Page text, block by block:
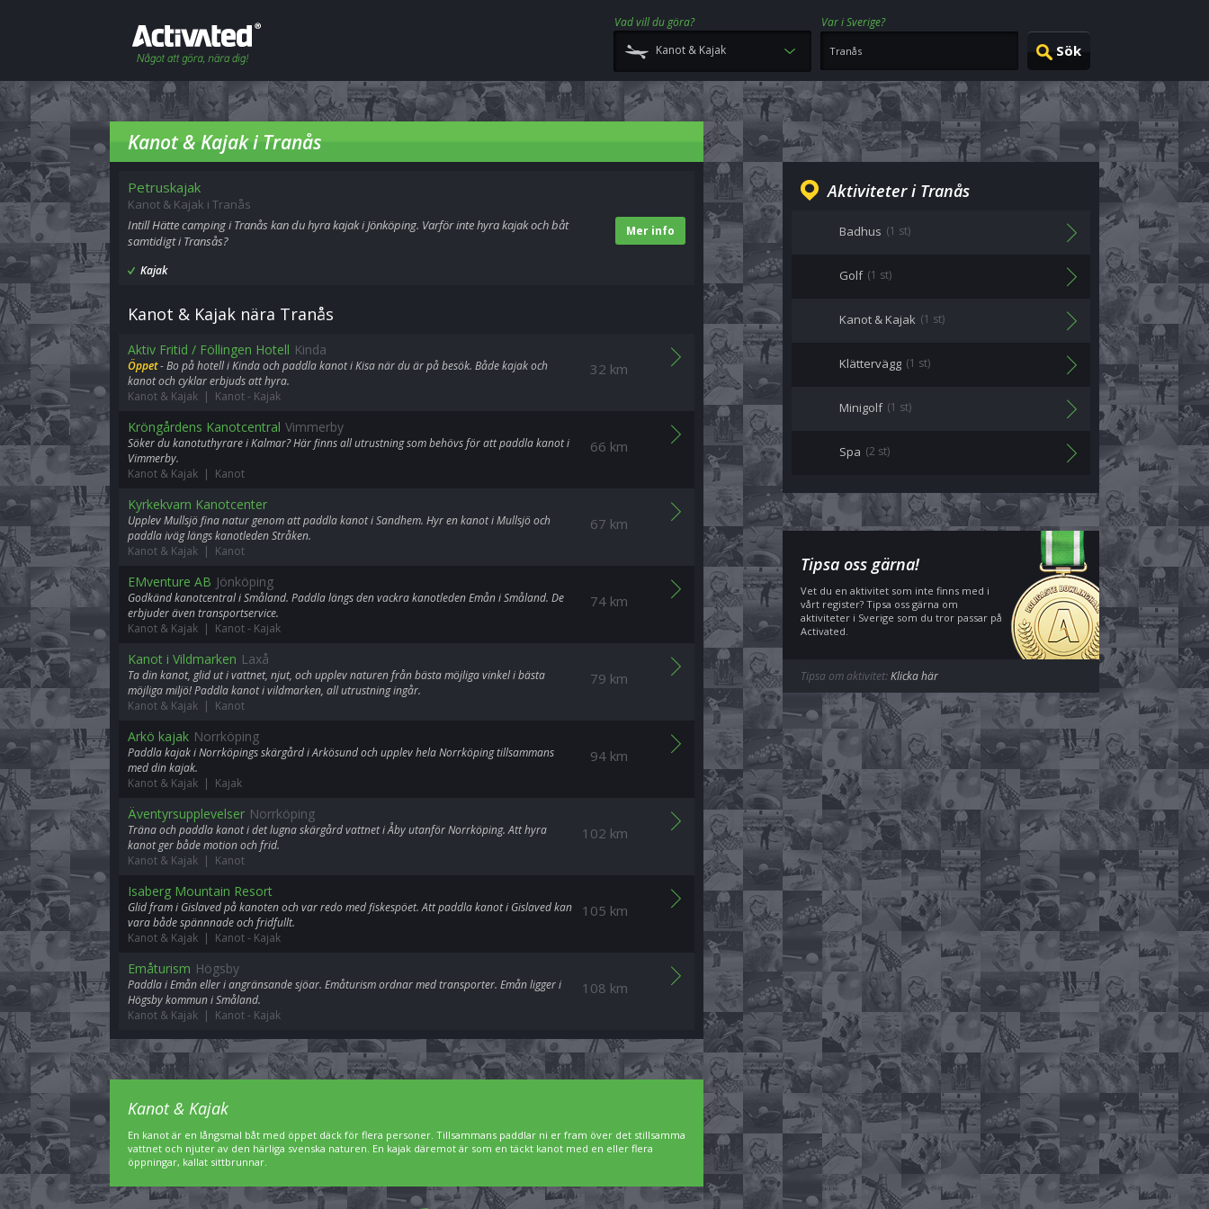
Vad vill du göra?
Var i Sverige?
Kanot & Kajak
Kanot & Kajak i Tranås
Petruskajak
Kanot & Kajak i Tranås
Mer info
Intill Hätte camping i Tranås kan du hyra kajak i Jönköping. Varför inte hyra kajak och båt
samtidigt i Transås?
Kajak
Kanot & Kajak nära Tranås
32 km
Aktiv Fritid / Föllingen Hotell Kinda
Öppet- Bo på hotell i Kinda och paddla kanot i Kisa när du är på besök. Både kajak och
kanot och cyklar erbjuds att hyra.
Kanot & Kajak | Kanot- Kajak
66 km
Kröngårdens Kanotcentral Vimmerby
Söker du kanotuthyrare i Kalmar? Här finns all utrustning som behövs för att paddla kanot i
Vimmerby.
Kanot & Kajak | Kanot
67 km
Kyrkekvarn Kanotcenter
Upplev Mullsjö fina natur genom att paddla kanot i Sandhem. Hyr en kanot i Mullsjö och
paddla iväg längs kanotleden Stråken.
Kanot & Kajak | Kanot
74 km
EMventure AB Jönköping
Godkänd kanotcentral i Småland. Paddla längs den vackra kanotleden Emån i Småland. De
erbjuder även transportservice.
Kanot & Kajak | Kanot- Kajak
79 km
Kanot i Vildmarken Laxå
Ta din kanot, glid ut i vattnet, njut, och upplev naturen från bästa möjliga vinkel i bästa
möjliga miljö! Paddla kanot i vildmarken, all utrustning ingår.
Kanot & Kajak | Kanot
94 km
Arkö kajak Norrköping
Paddla kajak i Norrköpings skärgård i Arkösund och upplev hela Norrköping tillsammans
med din kajak.
Kanot & Kajak | Kajak
102 km
Äventyrsupplevelser Norrköping
Träna och paddla kanot i det lugna skärgård vattnet i Åby utanför Norrköping. Att hyra
kanot ger både motion och frid.
Kanot & Kajak | Kanot
105 km
Isaberg Mountain Resort
Glid fram i Gislaved på kanoten och var redo med fiskespöet. Att paddla kanot i Gislaved kan
vara både spännnade och fridfullt.
Kanot & Kajak | Kanot- Kajak
108 km
Emåturism Högsby
Paddla i Emån eller i angränsande sjöar. Emåturism ordnar med transporter. Emån ligger i
Högsby kommun i Småland.
Kanot & Kajak | Kanot- Kajak
Aktiviteter i Tranås
Badhus (1 st)
Golf (1 st)
Kanot & Kajak (1 st)
Klättervägg (1 st)
Minigolf (1 st)
Spa (2 st)
Tipsa oss gärna!
Vet du en aktivitet som inte finns med i
vårt register? Tipsa oss gärna om
aktiviteter i Sverige som du tror passar på
Activated.
Tipsa om aktivitet:Klicka här
Kanot & Kajak
En kanot är en långsmal båt med öppet däck för flera personer. Tillsammans paddlar ni er fram över det stillsamma
vattnet och njuter av den härliga svenska naturen. En kajak däremot är som en täckt kanot med en eller flera
öppningar, kallat sittbrunnar.